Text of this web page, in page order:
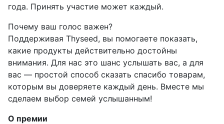
года. Принять участие может каждый.
Почему ваш голос важен?
Поддерживая Thyseed, вы помогаете показать,
какие продукты действительно достойны
внимания. Для нас это шанс услышать вас, а для
вас — простой способ сказать спасибо товарам,
которым вы доверяете каждый день. Вместе мы
сделаем выбор семей услышанным!
О премии